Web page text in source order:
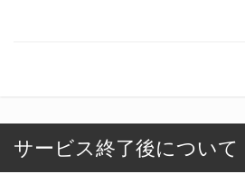
サービス終了後について